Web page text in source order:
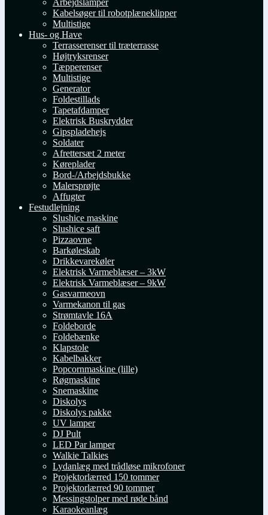
Arbejdslamper
Kabelsøger til robotplæneklipper
Multistige
Hus- og Have
Terrasserenser til træterrasse
Højtryksrenser
Tæpperenser
Multistige
Generator
Foldestillads
Tapetafdamper
Elektrisk Buskrydder
Gipspladehejs
Soldater
Afrettersæt 2 meter
Køreplader
Bord-/Arbejdsbukke
Malersprøjte
Affugter
Festudlejning
Slushice maskine
Slushice saft
Pizzaovne
Barkøleskab
Drikkevarekøler
Elektrisk Varmeblæser – 3kW
Elektrisk Varmeblæser – 9kW
Gasvarmeovn
Varmekanon til gas
Strømtavle 16A
Foldeborde
Foldebænke
Klapstole
Kabelbakker
Popcornmaskine (lille)
Røgmaskine
Snemaskine
Diskolys
Diskolys pakke
UV lamper
DJ Pult
LED Par lamper
Walkie Talkies
Lydanlæg med trådløse mikrofoner
Projektorlærred 150 tommer
Projektorlærred 90 tommer
Messingstolper med røde bånd
Karaokeanlæg